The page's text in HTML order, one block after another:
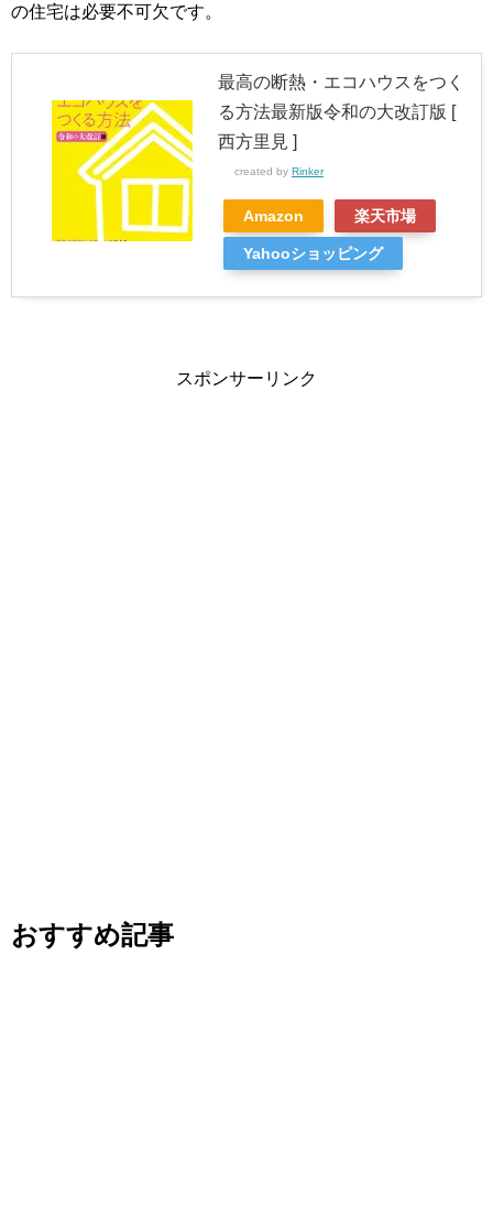
の住宅は必要不可欠です。
最高の断熱・エコハウスをつく
る方法最新版令和の大改訂版 [
西方里見 ]
created by Rinker
Amazon 楽天市場
Yahooショッピング
スポンサーリンク
おすすめ記事